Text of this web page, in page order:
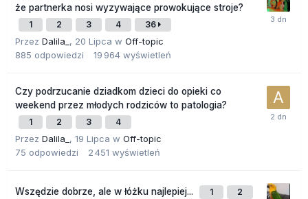
że partnerka nosi wyzywające prowokujące stroje?
1 2 3 4 36
Przez Dalila_ , 20 Lipca w Off-topic
885 odpowiedzi 19 964 wyświetleń
Czy podrzucanie dziadkom dzieci do opieki co
weekend przez młodych rodziców to patologia?
1 2 3 4
Przez Dalila_ , 19 Lipca w Off-topic
75 odpowiedzi 2 451 wyświetleń
Wszędzie dobrze, ale w łóżku najlepiej... 1 2